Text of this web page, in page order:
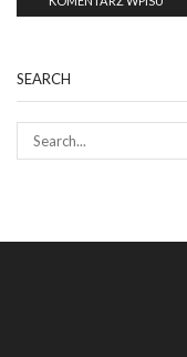
SEARCH